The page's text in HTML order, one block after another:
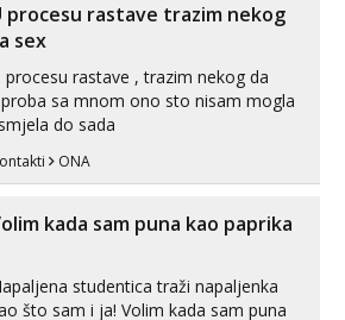
procesu rastave trazim nekog
sex
procesu rastave , trazim nekog da
sa mnom ono sto nisam mogla
do sada
ONA
kada sam puna kao paprika
studentica traži napaljenka
što sam i ja! Volim kada sam puna